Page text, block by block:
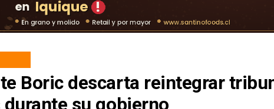
Boric descarta reintegrar
su gobierno